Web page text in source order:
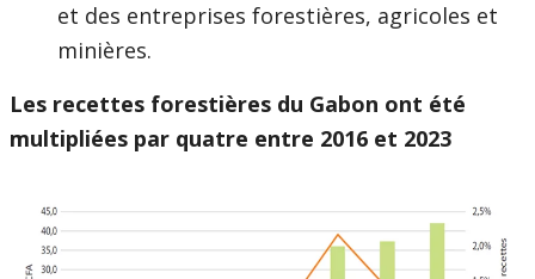
et des entreprises forestières, agricoles et
minières.
Les recettes forestières du Gabon ont été
multipliées par quatre entre 2016 et 2023